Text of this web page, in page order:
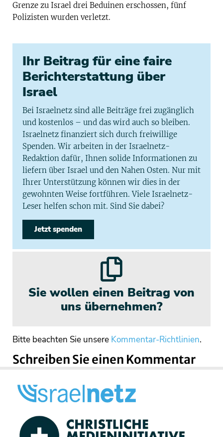
Grenze zu Israel drei Beduinen erschossen, fünf
Polizisten wurden verletzt.
Ihr Beitrag für eine faire
Berichterstattung über
Israel
Bei Israelnetz sind alle Beiträge frei zugänglich
und kostenlos – und das wird auch so bleiben.
Israelnetz finanziert sich durch freiwillige
Spenden. Wir arbeiten in der Israelnetz-
Redaktion dafür, Ihnen solide Informationen zu
liefern über Israel und den Nahen Osten. Nur mit
Ihrer Unterstützung können wir dies in der
gewohnten Weise fortführen. Viele Israelnetz-
Leser helfen schon mit. Sind Sie dabei?
Jetzt spenden
Sie wollen einen Beitrag von
uns übernehmen?
Bitte beachten Sie unsere Kommentar-Richtlinien.
Schreiben Sie einen Kommentar